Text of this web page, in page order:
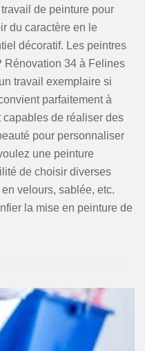
travail de peinture pour
du caractère en le
décoratif. Les peintres
Rénovation 34 à Felines
travail exemplaire si
parfaitement à
capables de réaliser des
pour personnaliser
une peinture
de choisir diverses
velours, sablée, etc.
la mise en peinture de